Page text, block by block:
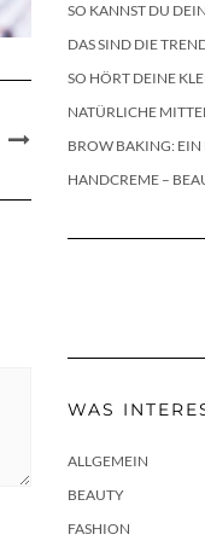
SO KANNST DU
DAS SIND DIE
SO HÖRT DEINE
NATÜRLICHE
BROW BAKING: EIN
HANDCREME –
WAS
ALLGEMEIN
BEAUTY
FASHION